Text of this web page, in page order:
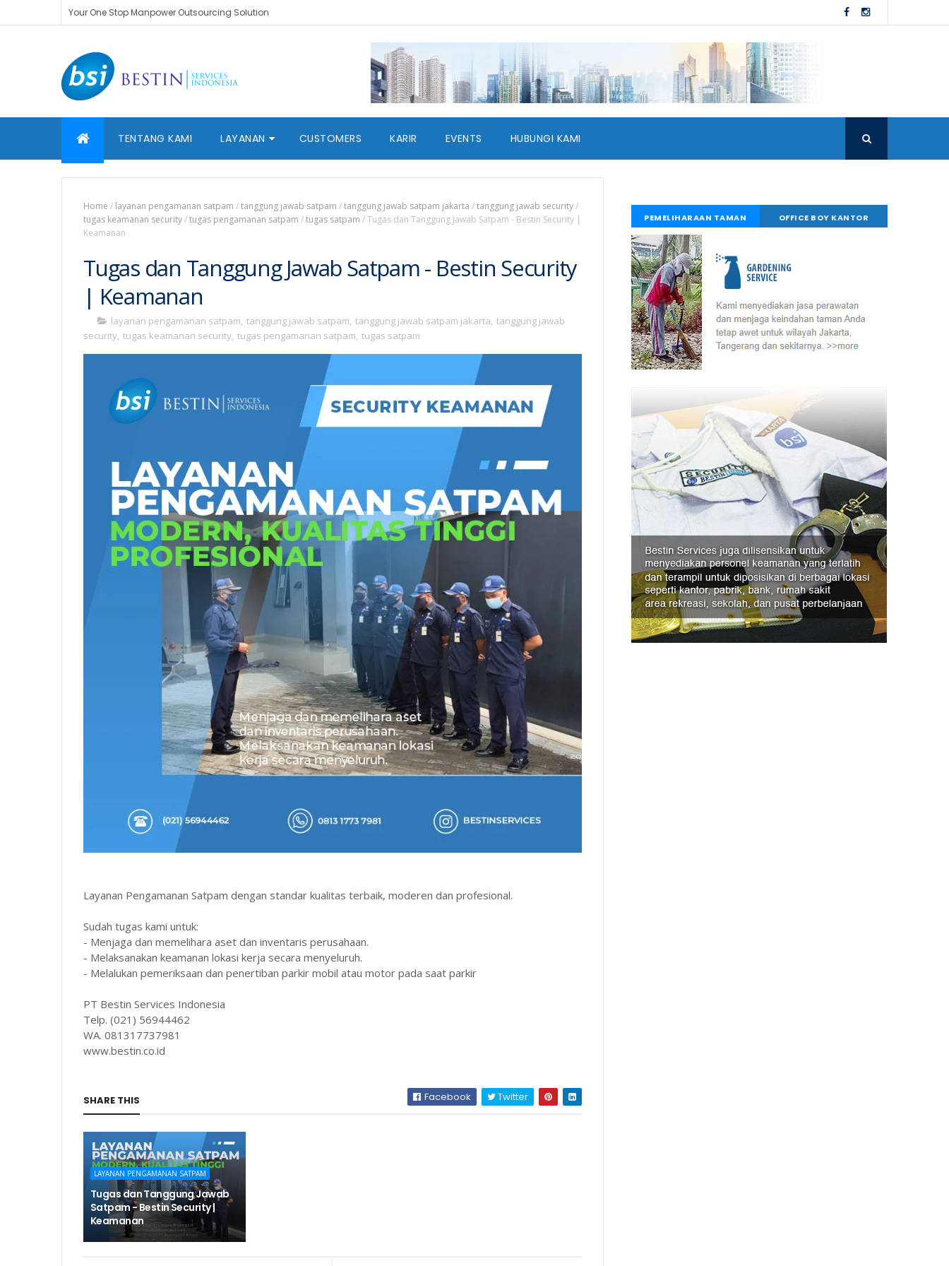
Your One Stop Manpower Outsourcing Solution
TENTANG KAMI LAYANAN CUSTOMERS KARIR EVENTS HUBUNGI KAMI
Home / layanan pengamanan satpam /tanggung jawab satpam /tanggung jawab satpam jakarta /tanggung jawab security/
tugas keamanan security/tugas pengamanan satpam /tugas satpam /Tugas dan Tanggung Jawab Satpam - Bestin Security |
Keamanan
Tugas dan Tanggung Jawab Satpam - Bestin Security
| Keamanan
layanan pengamanan satpam, tanggung jawab satpam, tanggung jawab satpam jakarta, tanggung jawab
security, tugas keamanan security, tugas pengamanan satpam, tugas satpam
Layanan Pengamanan Satpam dengan standar kualitas terbaik, moderen dan profesional.
Sudah tugas kami untuk:
- Menjaga dan memelihara aset dan inventaris perusahaan.
- Melaksanakan keamanan lokasi kerja secara menyeluruh.
- Melalukan pemeriksaan dan penertiban parkir mobil atau motor pada saat parkir
PT Bestin Services Indonesia
Telp. (021) 56944462
WA. 081317737981
www.bestin.co.id
SHARE THIS Facebook Twitter
LAYANAN PENGAMANAN SATPAM
Tugas dan Tanggung Jawab
Satpam - Bestin Security |
Keamanan
PEMELIHARAAN TAMAN OFFICE BOY KANTOR